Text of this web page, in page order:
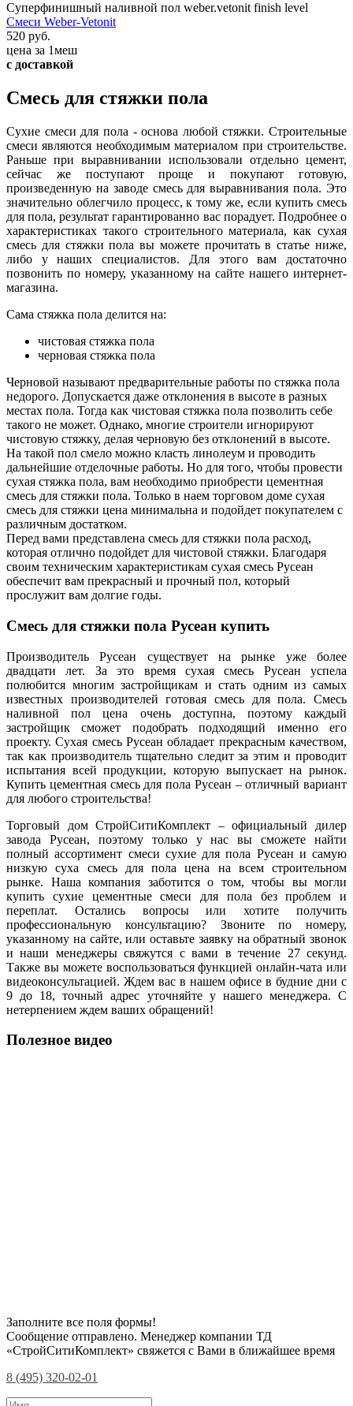
Суперфинишный наливной пол weber.vetonit finish level
Смеси Weber-Vetonit
520 руб.
цена за 1меш
с доставкой
Смесь для стяжки пола
Сухие смеси для пола - основа любой стяжки. Строительные
смеси являются необходимым материалом при строительстве.
Раньше при выравнивании использовали отдельно цемент,
сейчас же поступают проще и покупают готовую,
произведенную на заводе смесь для выравнивания пола. Это
значительно облегчило процесс, к тому же, если купить смесь
для пола, результат гарантированно вас порадует. Подробнее о
характеристиках такого строительного материала, как сухая
смесь для стяжки пола вы можете прочитать в статье ниже,
либо у наших специалистов. Для этого вам достаточно
позвонить по номеру, указанному на сайте нашего интернет-
магазина.
Сама стяжка пола делится на:
чистовая стяжка пола
черновая стяжка пола
Черновой называют предварительные работы по стяжка пола
недорого. Допускается даже отклонения в высоте в разных
местах пола. Тогда как чистовая стяжка пола позволить себе
такого не может. Однако, многие строители игнорируют
чистовую стяжку, делая черновую без отклонений в высоте.
На такой пол смело можно класть линолеум и проводить
дальнейшие отделочные работы. Но для того, чтобы провести
сухая стяжка пола, вам необходимо приобрести цементная
смесь для стяжки пола. Только в наем торговом доме сухая
смесь для стяжки цена минимальна и подойдет покупателем с
различным достатком.
Перед вами представлена смесь для стяжки пола расход,
которая отлично подойдет для чистовой стяжки. Благодаря
своим техническим характеристикам сухая смесь Русеан
обеспечит вам прекрасный и прочный пол, который
прослужит вам долгие годы.
Смесь для стяжки пола Русеан купить
Производитель Русеан существует на рынке уже более
двадцати лет. За это время сухая смесь Русеан успела
полюбится многим застройщикам и стать одним из самых
известных производителей готовая смесь для пола. Смесь
наливной пол цена очень доступна, поэтому каждый
застройщик сможет подобрать подходящий именно его
проекту. Сухая смесь Русеан обладает прекрасным качеством,
так как производитель тщательно следит за этим и проводит
испытания всей продукции, которую выпускает на рынок.
Купить цементная смесь для пола Русеан – отличный вариант
для любого строительства!
Торговый дом СтройСитиКомплект – официальный дилер
завода Русеан, поэтому только у нас вы сможете найти
полный ассортимент смеси сухие для пола Русеан и самую
низкую суха смесь для пола цена на всем строительном
рынке. Наша компания заботится о том, чтобы вы могли
купить сухие цементные смеси для пола без проблем и
переплат. Остались вопросы или хотите получить
профессиональную консультацию? Звоните по номеру,
указанному на сайте, или оставьте заявку на обратный звонок
и наши менеджеры свяжутся с вами в течение 27 секунд.
Также вы можете воспользоваться функцией онлайн-чата или
видеоконсультацией. Ждем вас в нашем офисе в будние дни с
9 до 18, точный адрес уточняйте у нашего менеджера. С
нетерпением ждем ваших обращений!
Полезное видео
Заполните все поля формы!
Сообщение отправлено. Менеджер компании ТД
«СтройСитиКомплект» свяжется с Вами в ближайшее время
8 (495) 320-02-01